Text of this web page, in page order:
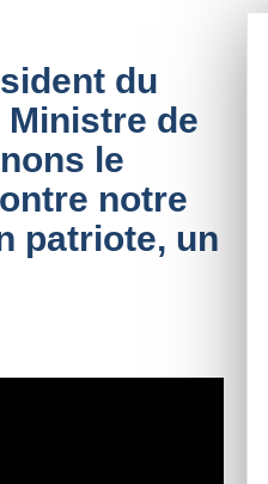
du
Ministre de
le
notre
patriote, un